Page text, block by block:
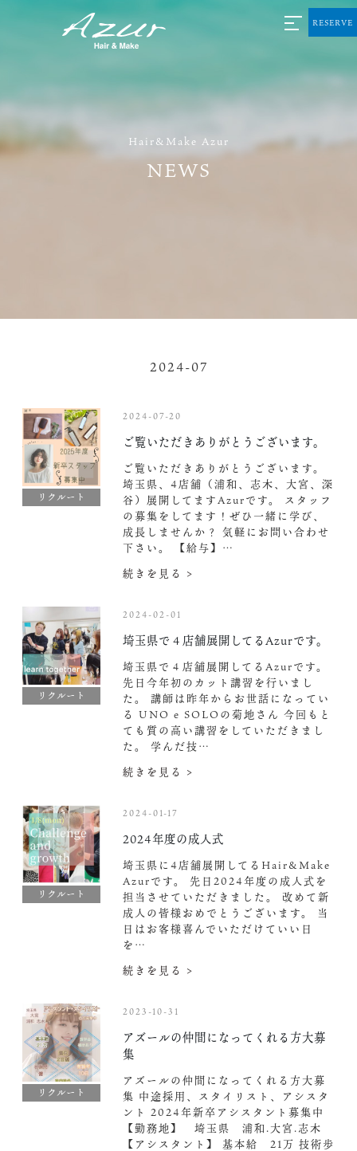
Hair&Make Azur
NEWS
RESERVE
2024-07
リクルート
2024-07-20
ご覧いただきありがとうございます。
ご覧いただきありがとうございます。
埼玉県、4店舗（浦和、志木、大宮、深
谷）展開してますAzurです。 スタッフ
の募集をしてます！ぜひ一緒に学び、
成長しませんか？ 気軽にお問い合わせ
下さい。 【給与】…
続きを見る >
リクルート
2024-02-01
埼玉県で４店舗展開してるAzurです。
埼玉県で４店舗展開してるAzurです。
先日今年初のカット講習を行いまし
た。 講師は昨年からお世話になってい
る UNO e SOLOの菊地さん 今回もと
ても質の高い講習をしていただきまし
た。 学んだ技…
続きを見る >
リクルート
2024-01-17
2024年度の成人式
埼玉県に4店舗展開してるHair&Make
Azurです。 先日2024年度の成人式を
担当させていただきました。 改めて新
成人の皆様おめでとうございます。 当
日はお客様喜んでいただけていい日
を…
続きを見る >
リクルート
2023-10-31
アズールの仲間になってくれる方大募
集
アズールの仲間になってくれる方大募
集 中途採用、スタイリスト、アシスタ
ント 2024年新卒アシスタント募集中️
【勤務地】 埼玉県 浦和.大宮.志木
【アシスタント】 基本給 21万 技術歩